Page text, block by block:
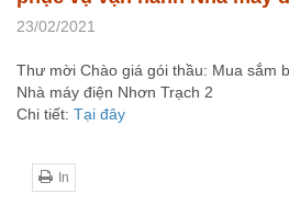
23/02/2021
Thư mời Chào giá gói thầu: Mua sắm
Nhà máy điện Nhơn Trạch 2
Chi tiết: Tại đây
In